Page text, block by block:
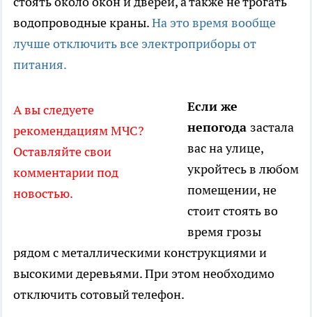
водопроводные краны.На это время вообще
лучше отключить все электроприборы от
питания.
А вы следуете
рекомендациям МЧС?
Оставляйте свои
комментарии под
новостью.
Если же
непогода застала
вас на улице,
укройтесь в любом
помещении, не
стоит стоять во
время грозы
рядом с металлическими конструкциями и
высокими деревьями. При этом необходимо
отключить сотовый телефон.